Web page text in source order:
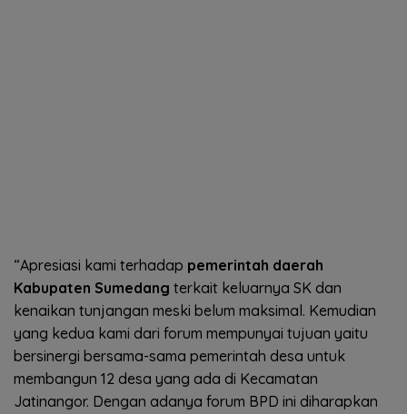
“Apresiasi kami terhadap pemerintah daerah
Kabupaten Sumedang terkait keluarnya SK dan
kenaikan tunjangan meski belum maksimal. Kemudian
yang kedua kami dari forum mempunyai tujuan yaitu
bersinergi bersama-sama pemerintah desa untuk
membangun 12 desa yang ada di Kecamatan
Jatinangor. Dengan adanya forum BPD ini diharapkan